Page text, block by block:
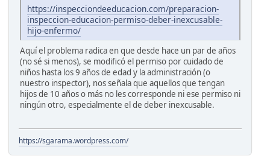
https://inspecciondeeducacion.com/preparacion-
inspeccion-educacion-permiso-deber-inexcusable-
hijo-enfermo/
Aquí el problema radica en que desde hace un par de años
(no sé si menos), se modificó el permiso por cuidado de
niños hasta los 9 años de edad y la administración (o
nuestro inspector), nos señala que aquellos que tengan
hijos de 10 años o más no les corresponde ni ese permiso ni
ningún otro, especialmente el de deber inexcusable.
https://sgarama.wordpress.com/